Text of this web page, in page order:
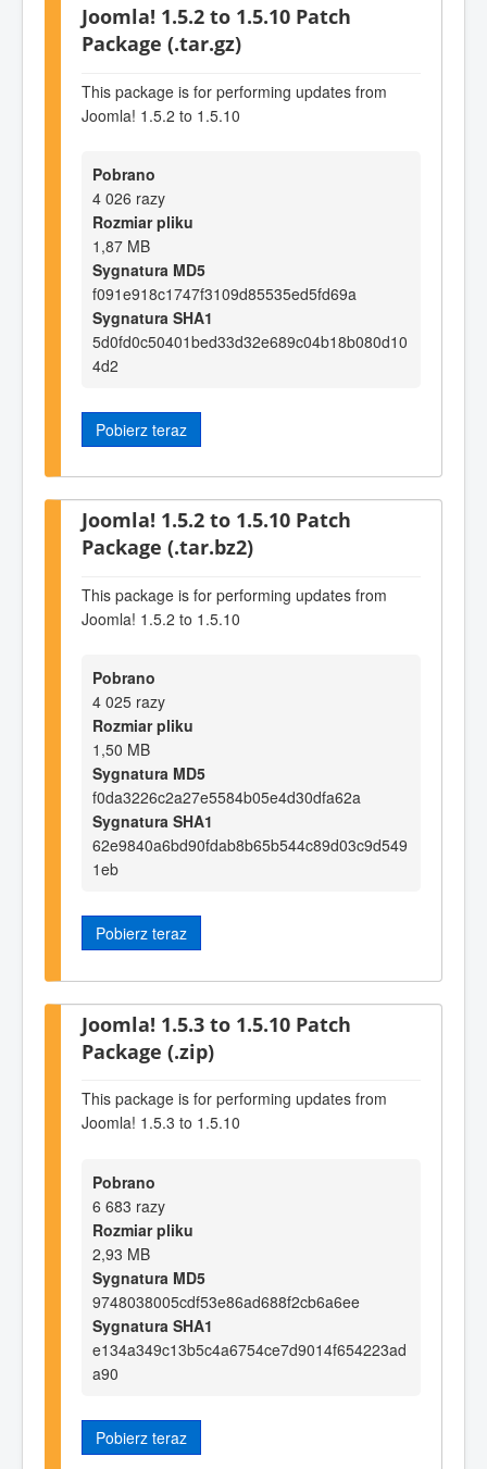
Joomla! 1.5.2 to 1.5.10 Patch
Package (.tar.gz)
This package is for performing updates from
Joomla! 1.5.2 to 1.5.10
Pobrano
4 026 razy
Rozmiar pliku
1,87 MB
Sygnatura MD5
f091e918c1747f3109d85535ed5fd69a
Sygnatura SHA1
5d0fd0c50401bed33d32e689c04b18b080d10
4d2
Pobierz teraz
Joomla! 1.5.2 to 1.5.10 Patch
Package (.tar.bz2)
This package is for performing updates from
Joomla! 1.5.2 to 1.5.10
Pobrano
4 025 razy
Rozmiar pliku
1,50 MB
Sygnatura MD5
f0da3226c2a27e5584b05e4d30dfa62a
Sygnatura SHA1
62e9840a6bd90fdab8b65b544c89d03c9d549
1eb
Pobierz teraz
Joomla! 1.5.3 to 1.5.10 Patch
Package (.zip)
This package is for performing updates from
Joomla! 1.5.3 to 1.5.10
Pobrano
6 683 razy
Rozmiar pliku
2,93 MB
Sygnatura MD5
9748038005cdf53e86ad688f2cb6a6ee
Sygnatura SHA1
e134a349c13b5c4a6754ce7d9014f654223ad
a90
Pobierz teraz